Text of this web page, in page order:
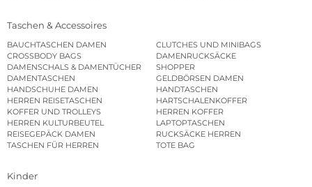
Taschen & Accessoires
BAUCHTASCHEN DAMEN
CLUTCHES UND MINIBAGS
CROSSBODY BAGS
DAMENRUCKSÄCKE
DAMENSCHALS & DAMENTÜCHER
SHOPPER
DAMENTASCHEN
GELDBÖRSEN DAMEN
HANDSCHUHE DAMEN
HANDTASCHEN
HERREN REISETASCHEN
HARTSCHALENKOFFER
KOFFER UND TROLLEYS
HERREN KOFFER
HERREN KULTURBEUTEL
LAPTOPTASCHEN
REISEGEPÄCK DAMEN
RUCKSÄCKE HERREN
TASCHEN FÜR HERREN
TOTE BAG
Kinder